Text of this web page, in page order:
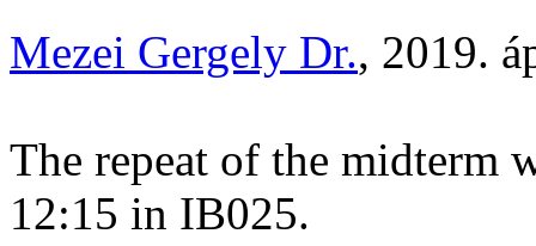
Mezei Gergely Dr., 2019.
The repeat of the midterm
12:15 in IB025.